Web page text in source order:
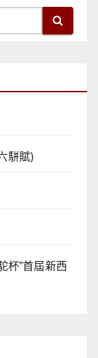
駢賦)
杯”首屆新西